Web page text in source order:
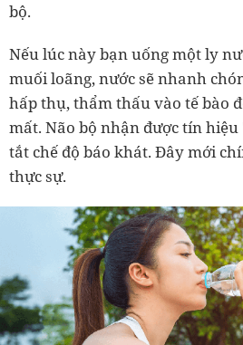
bộ.
Nếu lúc này bạn uống một ly
muối loãng, nước sẽ nhanh
hấp thụ, thẩm thấu vào tế bào
mất. Não bộ nhận được tín hiệu
tắt chế độ báo khát. Đây mới
thực sự.